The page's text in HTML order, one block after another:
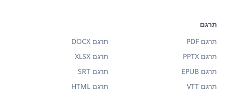
תרגם
תרגם PDF
תרגם DOCX
תרגם PPTX
תרגם XLSX
תרגם EPUB
תרגם SRT
תרגם VTT
תרגם HTML